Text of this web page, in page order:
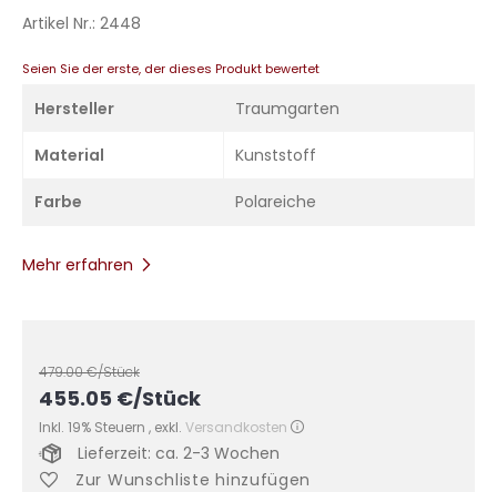
Artikel Nr.: 2448
Seien Sie der erste, der dieses Produkt bewertet
Hersteller Traumgarten
Material Kunststoff
Farbe Polareiche
Mehr erfahren
479.00€/Stück
455.05 €/Stück
Inkl. 19% Steuern , exkl. Versandkosten
Lieferzeit: ca. 2-3 Wochen
Zur Wunschliste hinzufügen